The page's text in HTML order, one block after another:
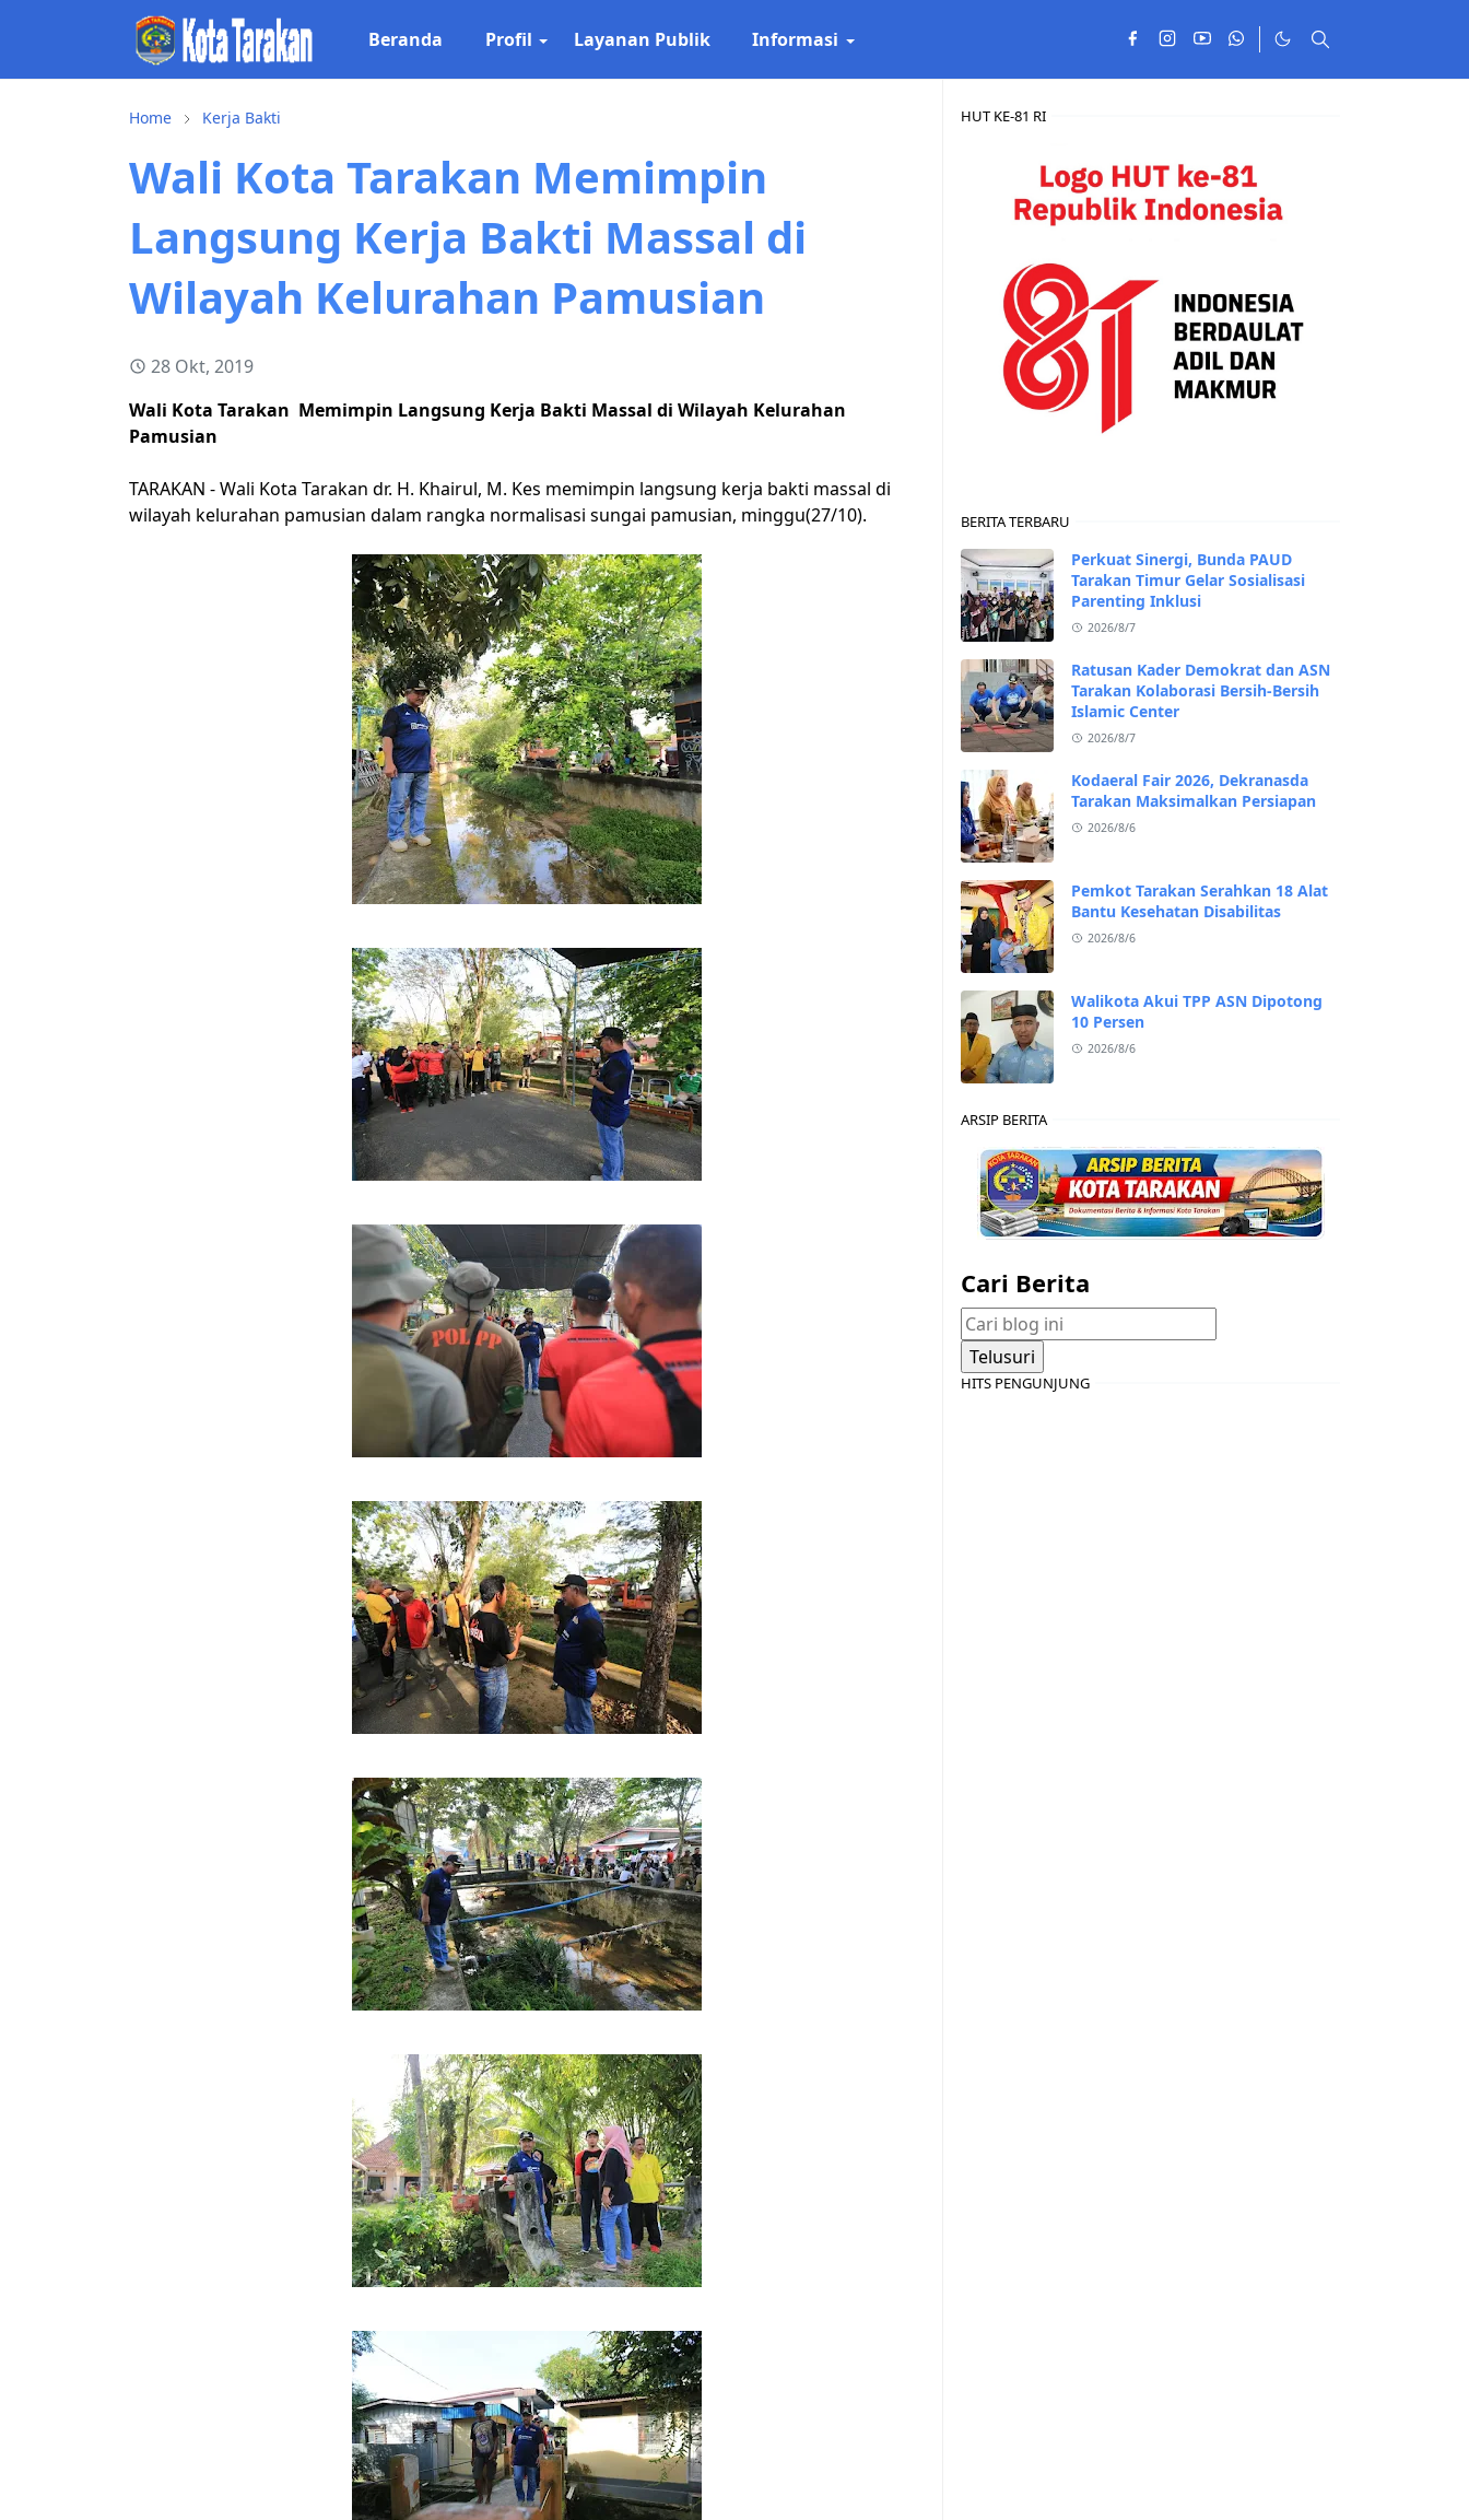
Beranda Profil Layanan Publik Informasi
Home Kerja Bakti
Wali Kota Tarakan Memimpin
Langsung Kerja Bakti Massal di
Wilayah Kelurahan Pamusian
28 Okt, 2019
Wali Kota Tarakan Memimpin Langsung Kerja Bakti Massal di Wilayah Kelurahan
Pamusian
TARAKAN - Wali Kota Tarakan dr. H. Khairul, M. Kes memimpin langsung kerja bakti massal di
wilayah kelurahan pamusian dalam rangka normalisasi sungai pamusian, minggu(27/10).
HUT KE-81 RI
BERITA TERBARU
Perkuat Sinergi, Bunda PAUD
Tarakan Timur Gelar Sosialisasi
Parenting Inklusi
2026/8/7
Ratusan Kader Demokrat dan ASN
Tarakan Kolaborasi Bersih-Bersih
Islamic Center
2026/8/7
Kodaeral Fair 2026, Dekranasda
Tarakan Maksimalkan Persiapan
2026/8/6
Pemkot Tarakan Serahkan 18 Alat
Bantu Kesehatan Disabilitas
2026/8/6
Walikota Akui TPP ASN Dipotong
10 Persen
2026/8/6
ARSIP BERITA
Cari Berita
HITS PENGUNJUNG